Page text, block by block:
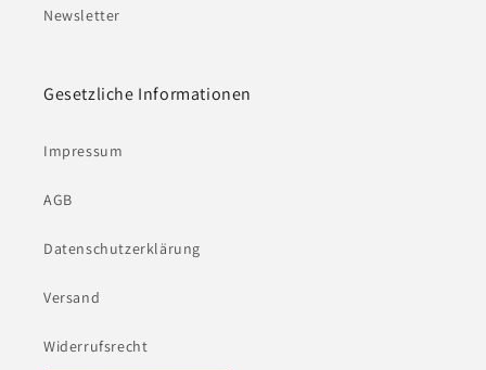
Newsletter
Gesetzliche Informationen
Impressum
AGB
Datenschutzerklärung
Versand
Widerrufsrecht